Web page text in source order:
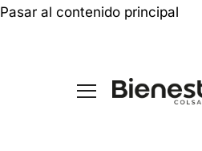
Pasar al contenido principal